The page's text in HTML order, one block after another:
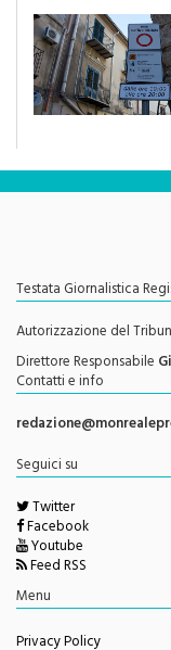
Testata Giornalistica
Autorizzazione del
Direttore Responsabile
Contatti e info
Twitter
Facebook
Youtube
Feed RSS
Menu
Privacy Policy
Cookie Policy